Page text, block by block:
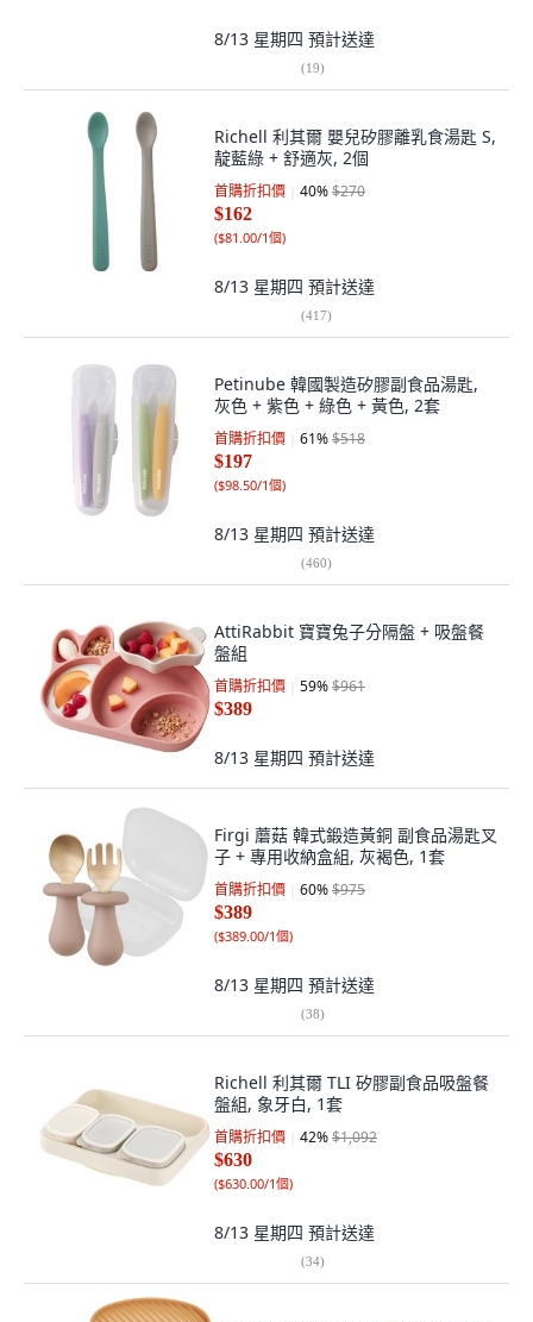
8/13 星期四 預計送達
(19)
Richell 利其爾 嬰兒矽膠離乳食湯匙 S,
靛藍綠 + 舒適灰, 2個
首購折扣價 40%$270
$162
($81.00/1個)
8/13 星期四 預計送達
(417)
Petinube 韓國製造矽膠副食品湯匙,
灰色 + 紫色 + 綠色 + 黃色, 2套
首購折扣價 61%$518
$197
($98.50/1個)
8/13 星期四 預計送達
(460)
AttiRabbit 寶寶兔子分隔盤 + 吸盤餐
盤組
首購折扣價 59%$961
$389
8/13 星期四 預計送達
Firgi 蘑菇 韓式鍛造黃銅 副食品湯匙叉
子 + 專用收納盒組, 灰褐色, 1套
首購折扣價 60%$975
$389
($389.00/1個)
8/13 星期四 預計送達
(38)
Richell 利其爾 TLI 矽膠副食品吸盤餐
盤組, 象牙白, 1套
首購折扣價 42%$1,092
$630
($630.00/1個)
8/13 星期四 預計送達
(34)